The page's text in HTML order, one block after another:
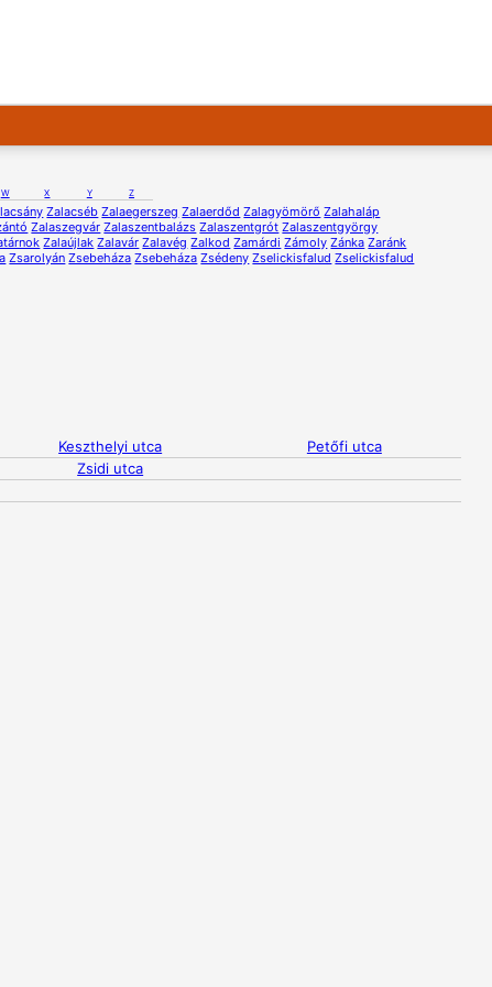
W X Y Z
Zalacséb Zalaegerszeg Zalaerdőd Zalagyömörő Zalahaláp
Zalaszegvár Zalaszentbalázs Zalaszentgrót Zalaszentgyörgy
Zalaújlak Zalavár Zalavég Zalkod Zamárdi Zámoly Zánka Zaránk
Zsarolyán Zsebeháza Zsebeháza Zsédeny Zselickisfalud Zselickisfalud
Keszthelyi utca
Petőfi utca
Zsidi utca